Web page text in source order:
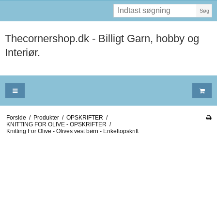
Søg
Thecornershop.dk - Billigt Garn, hobby og
Interiør.
Forside / Produkter / OPSKRIFTER /
KNITTING FOR OLIVE - OPSKRIFTER /
Knitting For Olive - Olives vest børn - Enkeltopskrift